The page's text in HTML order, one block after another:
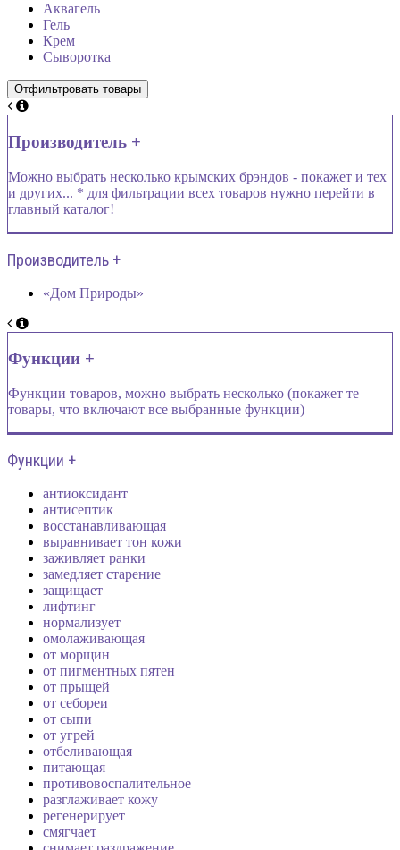
Аквагель
Гель
Крем
Сыворотка
Производитель +
Можно выбрать несколько крымских брэндов - покажет и тех
и других... * для фильтрации всех товаров нужно перейти в
главный каталог!
Производитель +
«Дом Природы»
Функции +
Функции товаров, можно выбрать несколько (покажет те
товары, что включают все выбранные функции)
Функции +
антиоксидант
антисептик
восстанавливающая
выравнивает тон кожи
заживляет ранки
замедляет старение
защищает
лифтинг
нормализует
омолаживающая
от морщин
от пигментных пятен
от прыщей
от себореи
от сыпи
от угрей
отбеливающая
питающая
противовоспалительное
разглаживает кожу
регенерирует
смягчает